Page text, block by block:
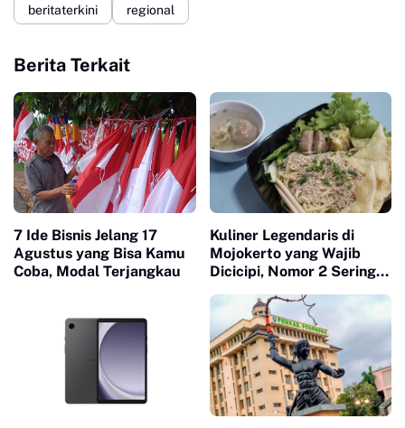
beritaterkini regional
Berita Terkait
7 Ide Bisnis Jelang 17
Agustus yang Bisa Kamu
Coba, Modal Terjangkau
Kuliner Legendaris di
Mojokerto yang Wajib
Dicicipi, Nomor 2 Sering
Jam